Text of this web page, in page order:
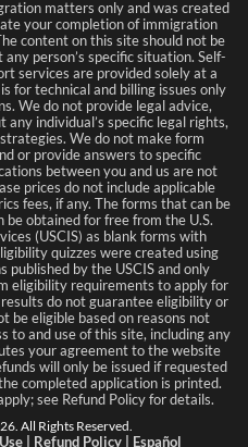
matters only and was created
your completion of immigration
content on this site should not be
person’s specific situation. Self-
services are provided solely at a
for technical and billing issues only
We do not provide legal advice,
individual’s specific legal rights,
We do not make form
or provide answers to specific
between you and us are not
prices do not include applicable
fees, if any. The forms that can be
obtained for free from the U.S.
(USCIS) as blank forms with
quizzes were created using
published by the USCIS and only
eligibility requirements to apply for
do not guarantee eligibility or
be eligible based on reasons not
to and use of this site, including any
your agreement to the website
will only be issued if requested
completed application is printed.
see Refund Policy for details.
. All Rights Reserved.
| Refund Policy| Español